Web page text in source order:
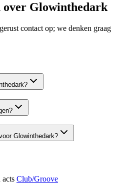
over Glowinthedark
contact op; we denken graag
Glowinthedark?
Club/Groove